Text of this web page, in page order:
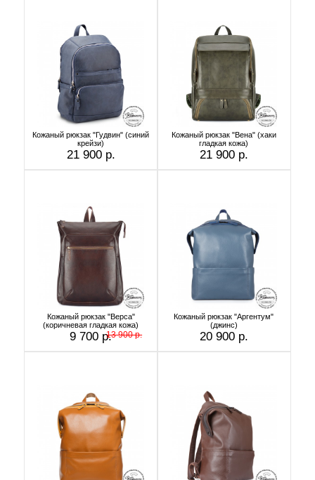
Кожаный рюкзак "Гудвин" (синий
крейзи)
21 900 р.
Кожаный рюкзак "Вена" (хаки
гладкая кожа)
21 900 р.
Кожаный рюкзак "Верса"
(коричневая гладкая кожа)
9 700 р.13 900 р.
Кожаный рюкзак "Аргентум"
(джинс)
20 900 р.